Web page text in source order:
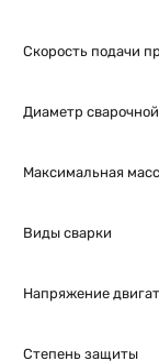
Скорость подачи
Диаметр
Максимальная
Виды сварки
Напряжение
Степень защиты